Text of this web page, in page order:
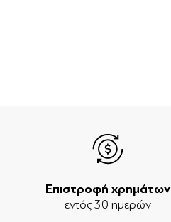
Επιστροφή χρημάτων
εντός 30 ημερών